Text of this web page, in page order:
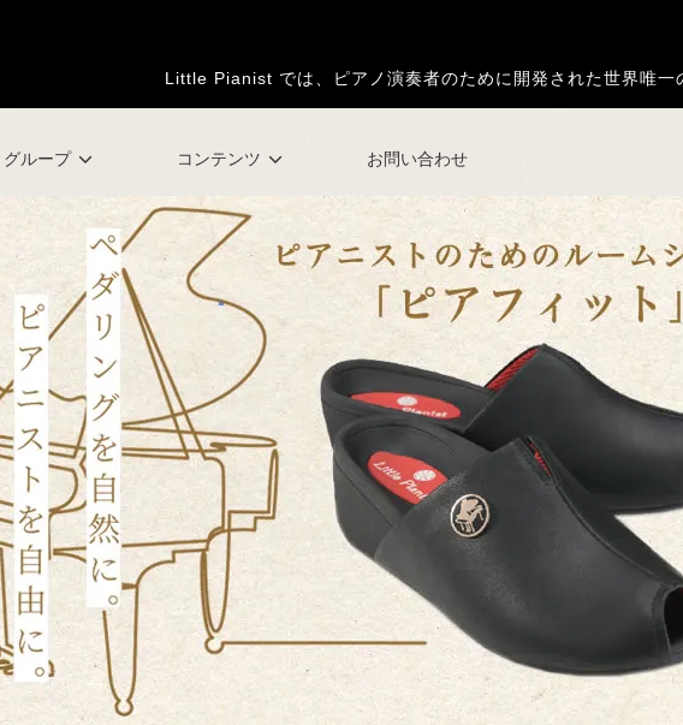
Little Pianist では、ピアノ演奏者のために開発された世界唯一
グループ コンテンツ お問い合わせ